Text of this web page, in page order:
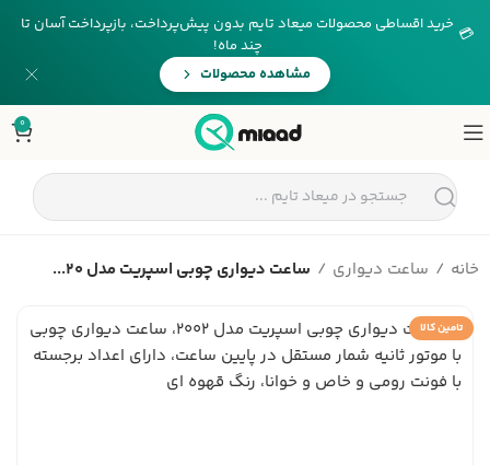
💳 خرید اقساطی محصولات میعاد تایم بدون پیش‌پرداخت، بازپرداخت آسان تا
چند ماه!
مشاهده محصولات
0
خانه ساعت دیواری ساعت دیواری چوبی اسپریت مدل 20...
تامین کالا